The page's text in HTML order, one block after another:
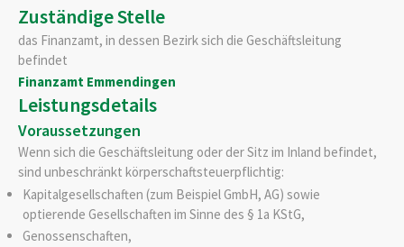
Zuständige Stelle
das Finanzamt, in dessen Bezirk sich die Geschäftsleitung
befindet
Finanzamt Emmendingen
Leistungsdetails
Voraussetzungen
Wenn sich die Geschäftsleitung oder der Sitz im Inland befindet,
sind unbeschränkt körperschaftsteuerpflichtig:
Kapitalgesellschaften (zum Beispiel GmbH, AG) sowie
optierende Gesellschaften im Sinne des § 1a KStG,
Genossenschaften,